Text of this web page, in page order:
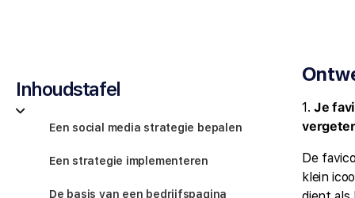
Inhoudstafel
Een social media strategie bepalen
Een strategie implementeren
De basis van een bedrijfspagina
1.Je
De
klein